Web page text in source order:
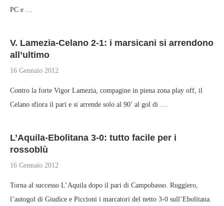
PC e …
V. Lamezia-Celano 2-1: i marsicani si arrendono
all’ultimo
16 Gennaio 2012
Contro la forte Vigor Lamezia, compagine in piena zona play off, il
Celano sfiora il pari e si arrende solo al 90’ al gol di …
L’Aquila-Ebolitana 3-0: tutto facile per i
rossoblù
16 Gennaio 2012
Torna al successo L’Aquila dopo il pari di Campobasso. Ruggiero,
l’autogol di Giudice e Piccioni i marcatori del netto 3-0 sull’Ebolitana.